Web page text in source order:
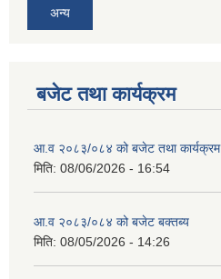
अन्य
बजेट तथा कार्यक्रम
आ.व २०८३/०८४ को बजेट तथा कार्यक्रम
मिति: 08/06/2026 - 16:54
आ.व २०८३/०८४ को बजेट बक्तब्य
मिति: 08/05/2026 - 14:26